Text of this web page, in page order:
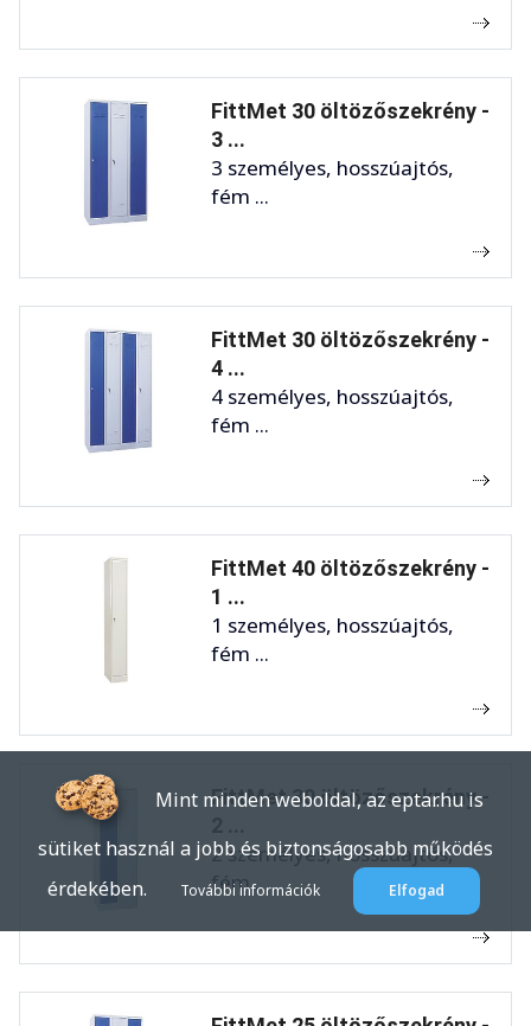
FittMet 30 öltözőszekrény -
3 ...
3 személyes, hosszúajtós,
fém ...
FittMet 30 öltözőszekrény -
4 ...
4 személyes, hosszúajtós,
fém ...
FittMet 40 öltözőszekrény -
1 ...
1 személyes, hosszúajtós,
fém ...
FittMet 30 öltözőszekrény -
2 személyes, hosszúajtós,
fém ...
Mint minden weboldal, az eptar.hu is
sütiket használ a jobb és biztonságosabb működés
érdekében.
További információk Elfogad